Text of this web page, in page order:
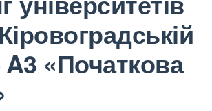
«Початкова